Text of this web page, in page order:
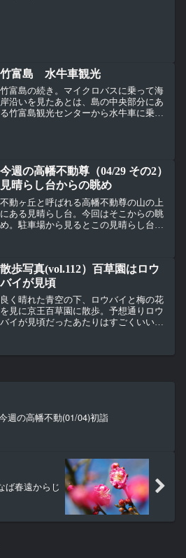
竹富島 水牛車観光
竹富島の続き。マイクロバスに乗って海
岸沿いを見たあとは、島の中央部分にあ
る竹富島観光センターから水牛車に乗っ
今週の高幡不動尊（04/29 その2）
見晴らし台からの眺め
不動ヶ丘と呼ばれる高幡不動尊の山の上
にある見晴らし台。今回はそこからの眺
め。駐車場から見るとこの見晴らし台は
口は山内八十八か所巡拝コ...
散歩写真(vol.112）百草園はロウ
バイが見頃
良く晴れた青空の下、ロウバイと梅の花
を見に京王百草園に散歩。予想通りロウ
バイが見頃だったあたりはすごくいい香
るが、近くて見てもやっぱり梅の花とは
週の高幡不動(01/04)初詣
ば春遠からじ